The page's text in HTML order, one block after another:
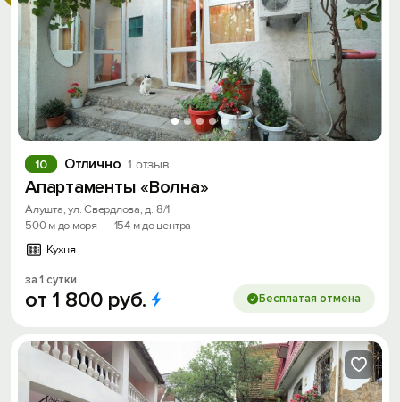
Отлично 1 отзыв
10
Апартаменты «Волна»
Алушта, ул. Свердлова, д. 8/1
500 м до моря
· 154 м до центра
Кухня
за 1 сутки
от 1 800 руб. Бесплатая отмена